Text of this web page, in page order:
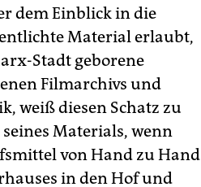
dem Einblick in die
Material erlaubt,
Stadt geborene
Filmarchivs und
weiß diesen Schatz zu
Materials, wenn
von Hand zu Hand
in den Hof und